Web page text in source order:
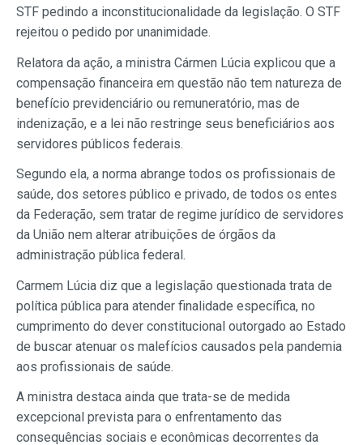
STF pedindo a inconstitucionalidade da legislação. O STF
rejeitou o pedido por unanimidade.
Relatora da ação, a ministra Cármen Lúcia explicou que a
compensação financeira em questão não tem natureza de
benefício previdenciário ou remuneratório, mas de
indenização, e a lei não restringe seus beneficiários aos
servidores públicos federais.
Segundo ela, a norma abrange todos os profissionais de
saúde, dos setores público e privado, de todos os entes
da Federação, sem tratar de regime jurídico de servidores
da União nem alterar atribuições de órgãos da
administração pública federal.
Carmem Lúcia diz que a legislação questionada trata de
política pública para atender finalidade específica, no
cumprimento do dever constitucional outorgado ao Estado
de buscar atenuar os malefícios causados pela pandemia
aos profissionais de saúde.
A ministra destaca ainda que trata-se de medida
excepcional prevista para o enfrentamento das
consequências sociais e econômicas decorrentes da